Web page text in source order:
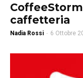
caffetteria
Nadia Rossi - 6 Ottobre